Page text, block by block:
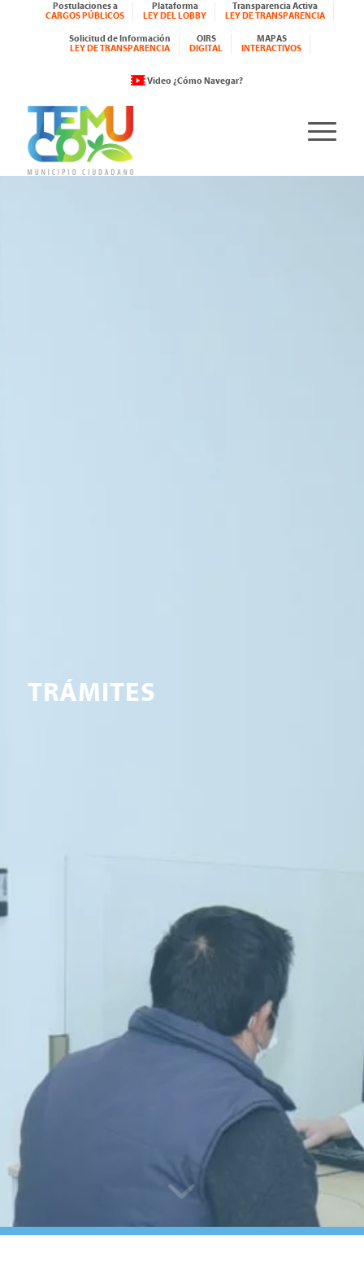
Postulaciones a
CARGOS PÚBLICOS
Plataforma
LEY DEL LOBBY
Transparencia Activa
LEY DE TRANSPARENCIA
Solicitud de Información
LEY DE TRANSPARENCIA
OIRS
DIGITAL
MAPAS
INTERACTIVOS
Video ¿Cómo Navegar?
TRÁMITES